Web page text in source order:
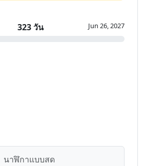
323 วัน Jun 26, 2027
นาฬิกาแบบสด